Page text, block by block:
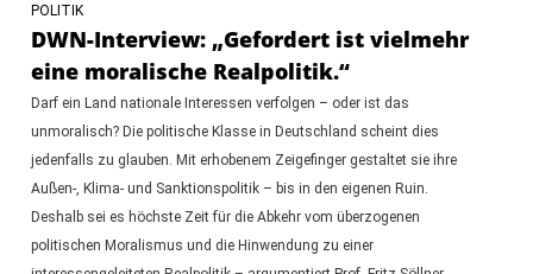
POLITIK
DWN-Interview: „Gefordert ist vielmehr
eine moralische Realpolitik.“
Darf ein Land nationale Interessen verfolgen – oder ist das
unmoralisch? Die politische Klasse in Deutschland scheint dies
jedenfalls zu glauben. Mit erhobenem Zeigefinger gestaltet sie ihre
Außen-, Klima- und Sanktionspolitik – bis in den eigenen Ruin.
Deshalb sei es höchste Zeit für die Abkehr vom überzogenen
politischen Moralismus und die Hinwendung zu einer